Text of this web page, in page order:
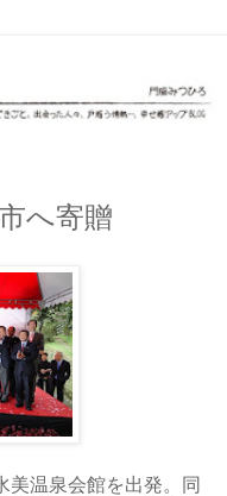
へ寄贈
温泉会館を出発。同